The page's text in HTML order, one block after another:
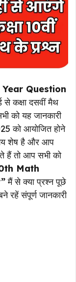
Question
से कक्षा दसवीं मैथ
को यह जानकारी
को आयोजित होने
शेष है और आप
हैं तो आप सभी को
Math
मैं से क्या प्रश्न पूछे
रहें संपूर्ण जानकारी